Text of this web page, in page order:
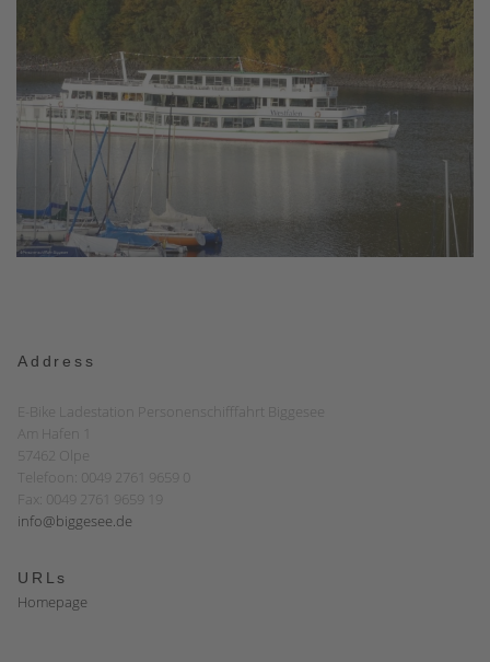
Address
E-Bike Ladestation Personenschifffahrt Biggesee
Am Hafen 1
57462 Olpe
Telefoon: 0049 2761 9659 0
Fax: 0049 2761 9659 19
info@biggesee.de
URLs
Homepage